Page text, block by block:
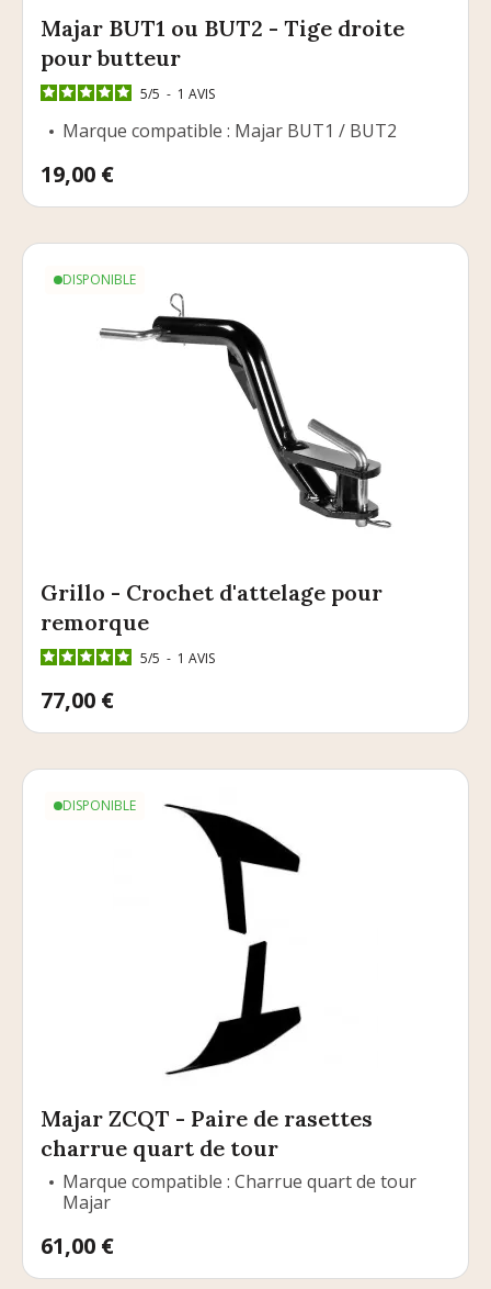
Majar BUT1 ou BUT2 - Tige droite
pour butteur
5/5 - 1 AVIS
Marque compatible : Majar BUT1 / BUT2
Prix
19,00 €
DISPONIBLE
Grillo - Crochet d'attelage pour
remorque
5/5 - 1 AVIS
Prix
77,00 €
DISPONIBLE
Majar ZCQT - Paire de rasettes
charrue quart de tour
Marque compatible : Charrue quart de tour
Majar
Prix
61,00 €